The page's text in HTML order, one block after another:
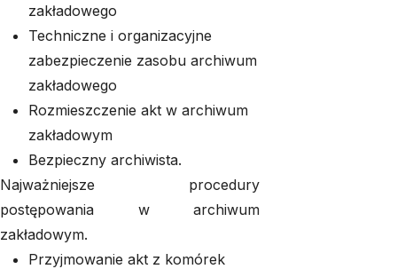
zakładowego
Techniczne i organizacyjne
zabezpieczenie zasobu archiwum
zakładowego
Rozmieszczenie akt w archiwum
zakładowym
Bezpieczny archiwista.
Najważniejsze procedury
postępowania w archiwum
zakładowym.
Przyjmowanie akt z komórek